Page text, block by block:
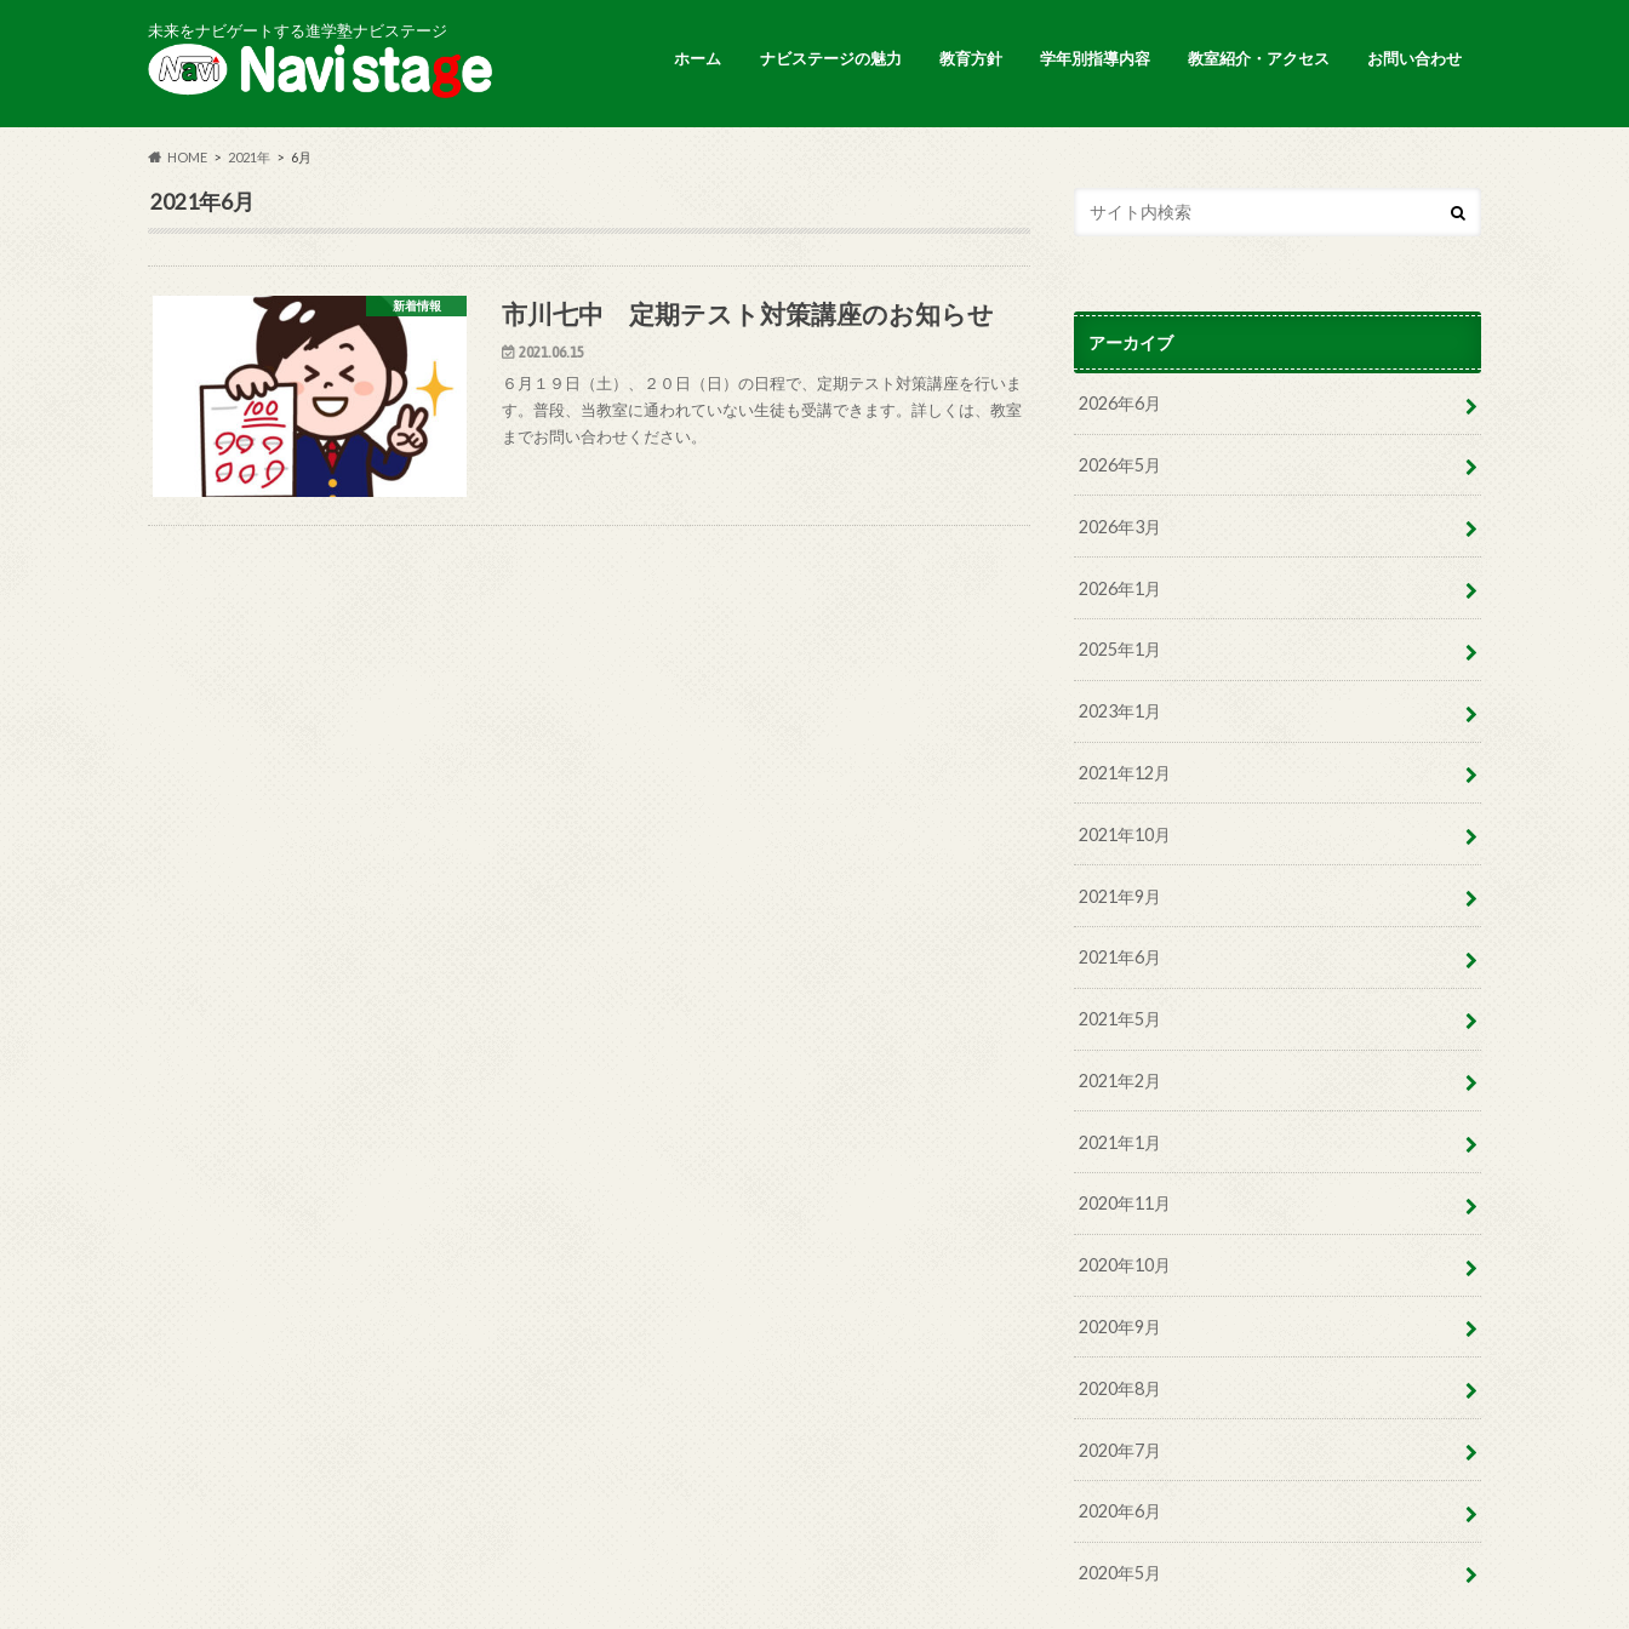
未来をナビゲートする進学塾ナビステージ
ホーム
ナビステージの魅力 教育方針 学年別指導内容 教室紹介・アクセス お問い合わせ
HOME 2021年 6月
2021年6月
新着情報 市川七中 定期テスト対策講座のお知らせ
2021.06.15
６月１９日（土）、２０日（日）の日程で、定期テスト対策講座を行いま
す。普段、当教室に通われていない生徒も受講できます。詳しくは、教室
までお問い合わせください。
アーカイブ
2026年6月
2026年5月
2026年3月
2026年1月
2025年1月
2023年1月
2021年12月
2021年10月
2021年9月
2021年6月
2021年5月
2021年2月
2021年1月
2020年11月
2020年10月
2020年9月
2020年8月
2020年7月
2020年6月
2020年5月